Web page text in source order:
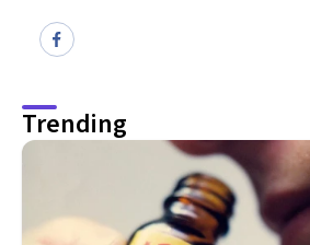
Trending